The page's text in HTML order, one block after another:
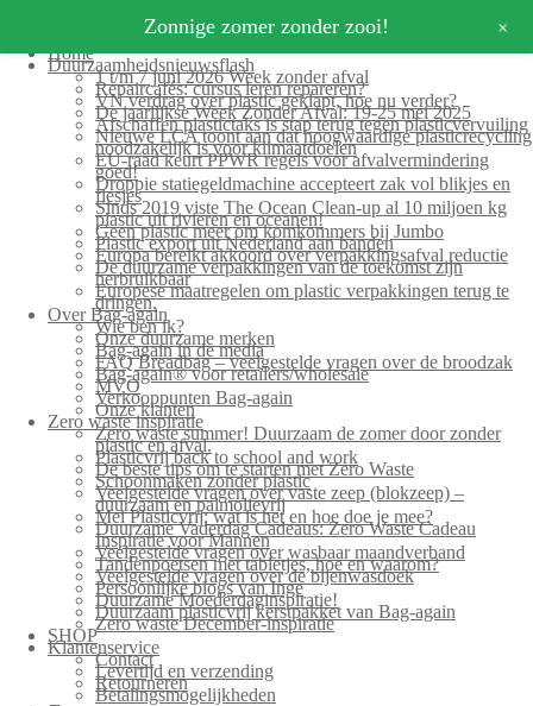
Home
Duurzaamheidsnieuwsflash
1 t/m 7 juni 2026 Week zonder afval
Repaircafés: cursus leren repareren?
VN verdrag over plastic geklapt, hoe nu verder?
De jaarlijkse Week Zonder Afval: 19-25 mei 2025
Afschaffen plastictaks is stap terug tegen plasticvervuiling
Nieuwe LCA toont aan dat hoogwaardige plasticrecycling
noodzakelijk is voor klimaatdoelen
EU-raad keurt PPWR regels voor afvalvermindering
goed!
Droppie statiegeldmachine accepteert zak vol blikjes en
flesjes
Sinds 2019 viste The Ocean Clean-up al 10 miljoen kg
plastic uit rivieren en oceanen!
Geen plastic meer om komkommers bij Jumbo
Plastic export uit Nederland aan banden
Europa bereikt akkoord over verpakkingsafval reductie
De duurzame verpakkingen van de toekomst zijn
herbruikbaar
Europese maatregelen om plastic verpakkingen terug te
dringen.
Over Bag-again
Wie ben ik?
Onze duurzame merken
Bag-again in de media
FAQ Breadbag – veelgestelde vragen over de broodzak
Bag-again® voor retailers/wholesale
MVO
Verkooppunten Bag-again
Onze klanten
Zero waste inspiratie
Zero waste summer! Duurzaam de zomer door zonder
plastic en afval.
Plasticvrij back to school and work
De beste tips om te starten met Zero Waste
Schoonmaken zonder plastic
Veelgestelde vragen over vaste zeep (blokzeep) –
duurzaam en palmolievrij
Mei Plasticvrij: wat is het en hoe doe je mee?
Duurzame Vaderdag Cadeaus: Zero Waste Cadeau
Inspiratie voor Mannen
Veelgestelde vragen over wasbaar maandverband
Tandenpoetsen met tabletjes, hoe en waarom?
Veelgestelde vragen over de bijenwasdoek
Persoonlijke blogs van Inge
Duurzame Moederdaginspiratie!
Duurzaam plasticvrij kerstpakket van Bag-again
Zero waste December-inspiratie
SHOP
Klantenservice
Contact
Levertijd en verzending
Retourneren
Betalingsmogelijkheden
Zonnige zomer zonder zooi! +